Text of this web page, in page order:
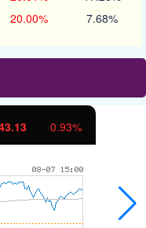
20.00% 7.68%
1134.24